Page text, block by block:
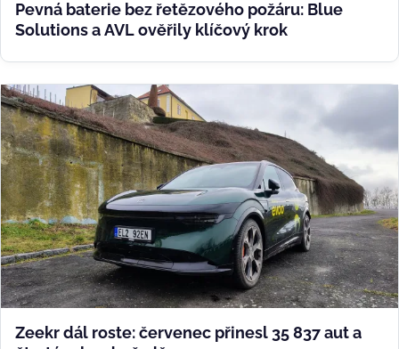
Pevná baterie bez řetězového požáru: Blue
Solutions a AVL ověřily klíčový krok
Zeekr dál roste: červenec přinesl 35 837 aut a